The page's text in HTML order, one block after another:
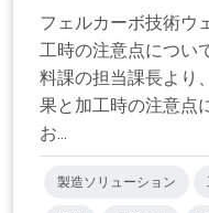
フェルカーボ技術ウ
工時の注意点につい
料課の担当課長より
果と加工時の注意点
お...
製造ソリューション